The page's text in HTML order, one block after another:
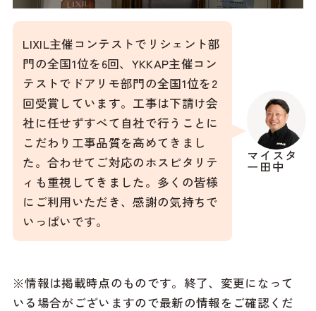
マイスタ
ー田中
LIXIL主催コンテストでリシェント部
門の全国1位を6回、YKKAP主催コン
テストでドアリモ部門の全国1位を2
回受賞しています。工事は下請け会
社に任せずすべて自社で行うことに
こだわり工事品質を高めてきまし
た。合わせてご対応のホスピタリテ
ィも重視してきました。多くの皆様
にご利用いただき、感謝の気持ちで
いっぱいです。
※情報は掲載時点のものです。終了、変更になって
いる場合がございますので最新の情報をご確認くだ